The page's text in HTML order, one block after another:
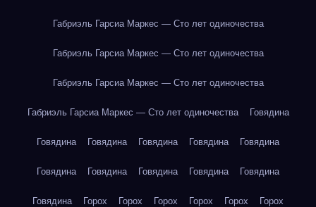
Габриэль Гарсиа Маркес — Сто лет одиночества
Габриэль Гарсиа Маркес — Сто лет одиночества
Габриэль Гарсиа Маркес — Сто лет одиночества
Габриэль Гарсиа Маркес — Сто лет одиночества Говядина
Говядина Говядина Говядина Говядина Говядина
Говядина Говядина Говядина Говядина Говядина
Говядина Горох Горох Горох Горох Горох Горох